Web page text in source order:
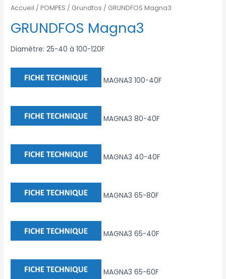
Accueil /POMPES / Grundfos / GRUNDFOS Magna3
GRUNDFOS Magna3
Diamètre: 25-40 à 100-120F
MAGNA3 100-40F
MAGNA3 80-40F
MAGNA3 40-40F
MAGNA3 65-80F
MAGNA3 65-40F
MAGNA3 65-60F